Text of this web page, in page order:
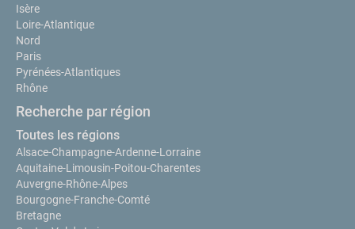
Isère
Loire-Atlantique
Nord
Paris
Pyrénées-Atlantiques
Rhône
Recherche par région
Toutes les régions
Alsace-Champagne-Ardenne-Lorraine
Aquitaine-Limousin-Poitou-Charentes
Auvergne-Rhône-Alpes
Bourgogne-Franche-Comté
Bretagne